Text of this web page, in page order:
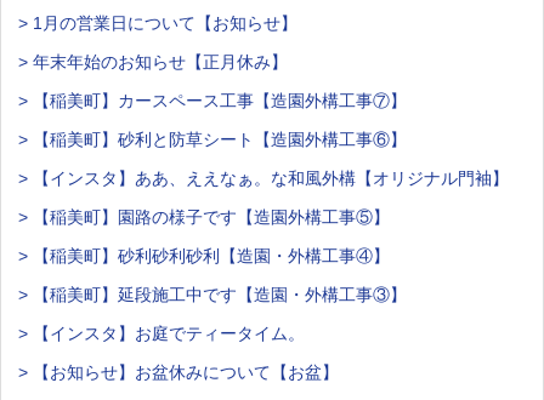
> 1月の営業日について【お知らせ】
> 年末年始のお知らせ【正月休み】
> 【稲美町】カースペース工事【造園外構工事⑦】
> 【稲美町】砂利と防草シート【造園外構工事⑥】
> 【インスタ】ああ、ええなぁ。な和風外構【オリジナル門袖】
> 【稲美町】園路の様子です【造園外構工事⑤】
> 【稲美町】砂利砂利砂利【造園・外構工事④】
> 【稲美町】延段施工中です【造園・外構工事③】
> 【インスタ】お庭でティータイム。
> 【お知らせ】お盆休みについて【お盆】